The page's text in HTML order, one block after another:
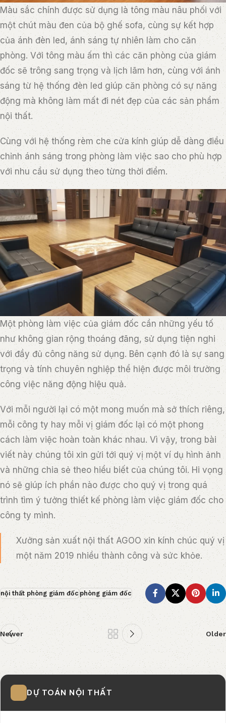
Màu sắc chính được sử dụng là tông màu nâu phối với
một chút màu đen của bộ ghế sofa, cùng sự kết hợp
của ánh đèn led, ánh sáng tự nhiên làm cho căn
phòng. Với tông màu ấm thì các căn phòng của giám
đốc sẽ trông sang trọng và lịch lãm hơn, cùng với ánh
sáng từ hệ thống đèn led giúp căn phòng có sự năng
động mà không làm mất đi nét đẹp của các sản phẩm
nội thất.
Cùng với hệ thống rèm che cửa kính giúp dễ dàng điều
chỉnh ánh sáng trong phòng làm việc sao cho phù hợp
với nhu cầu sử dụng theo từng thời điểm.
Một phòng làm việc của giám đốc cần những yếu tố
như không gian rộng thoáng đãng, sử dụng tiện nghi
với đầy đủ công năng sử dụng. Bên cạnh đó là sự sang
trọng và tính chuyên nghiệp thể hiện được môi trường
công việc năng động hiệu quả.
Với mỗi người lại có một mong muốn mà sở thích riêng,
mỗi công ty hay mỗi vị giám đốc lại có một phong
cách làm việc hoàn toàn khác nhau. Vì vậy, trong bài
viết này chúng tôi xin gửi tới quý vị một ví dụ hình ảnh
và những chia sẻ theo hiểu biết của chúng tôi. Hi vọng
nó sẽ giúp ích phần nào được cho quý vị trong quá
trình tìm ý tưởng thiết kế phòng làm việc giám đốc cho
công ty mình.
Xưởng sản xuất nội thất AGOO xin kính chúc quý vị
một năm 2019 nhiều thành công và sức khỏe.
nội thất phòng giám đốc phòng giám đốc
Newer Older
DỰ TOÁN NỘI THẤT